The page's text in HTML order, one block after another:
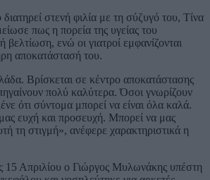
στενή φιλία με τη σύζυγό του, Τίνα
πως η πορεία της υγείας του
βελτίωση, ενώ οι γιατροί εμφανίζονται
αποκατάστασή του.
Βρίσκεται σε κέντρο αποκατάστασης
πολύ καλύτερα. Όσοι γνωρίζουν
ότι σύντομα μπορεί να είναι όλα καλά.
ευχή και προσευχή. Μπορεί να μας
τη στιγμή», ανέφερε χαρακτηριστικά η
15 Απριλίου ο Γιώργος Μυλωνάκης υπέστη